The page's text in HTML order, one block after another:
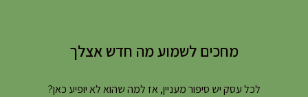
מחכים לשמוע מה חדש אצלך
לכל עסק יש סיפור מעניין, אז למה שהוא לא יופיע כאן?